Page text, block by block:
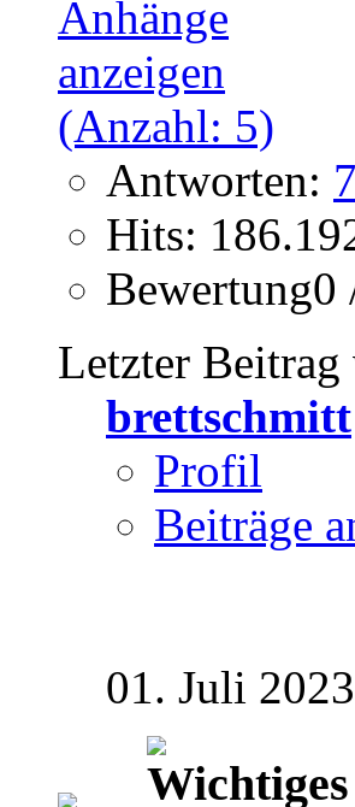
Antworten:
Hits:
Bewertung0
Letzter Beitrag
brettschmitt
Profil
Beiträge
01. Juli